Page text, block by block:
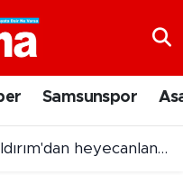
Samsunspor
turnuvada buluştu